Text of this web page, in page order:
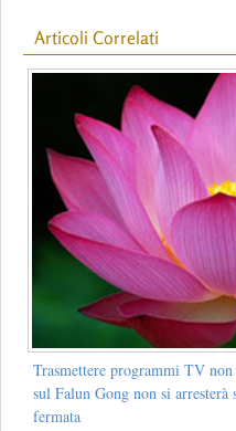
Articoli Correlati
Trasmettere programmi TV
sul Falun Gong non si arresterà
fermata